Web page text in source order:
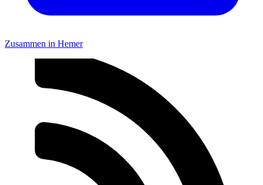
Zusammen in Hemer